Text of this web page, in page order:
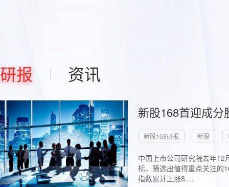
研报 资讯
新股168首迎成
新股168研报 新股
中国上市公司研究院去年
标，筛选出值得重点关注的
指数累计上涨8....